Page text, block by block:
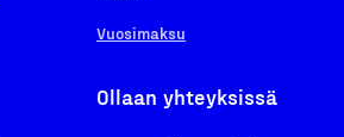
Vuosimaksu
Ollaan yhteyksissä